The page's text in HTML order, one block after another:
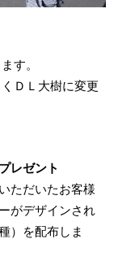
す。
ＤＬ大樹に変更
レゼント
ただいたお客様
がデザインされ
）を配布しま